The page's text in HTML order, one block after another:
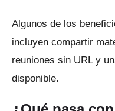
Algunos de los
incluyen compartir
reuniones sin URL y
disponible.